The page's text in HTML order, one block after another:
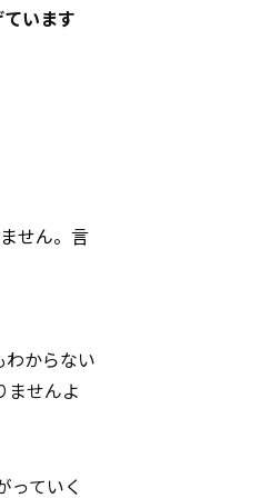
います
せん。言
からない
ませんよ
っていく